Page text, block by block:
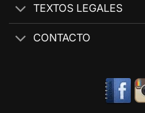
TEXTOS LEGALES
CONTACTO